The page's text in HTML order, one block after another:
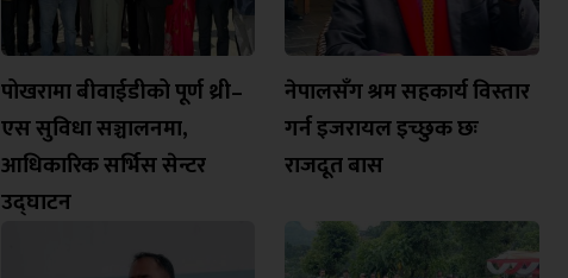
पोखरामा बीवाईडीको पूर्ण थ्री–
एस सुविधा सञ्चालनमा,
आधिकारिक सर्भिस सेन्टर
उद्घाटन
नेपालसँग श्रम सहकार्य विस्तार
गर्न इजरायल इच्छुक छः
राजदूत बास